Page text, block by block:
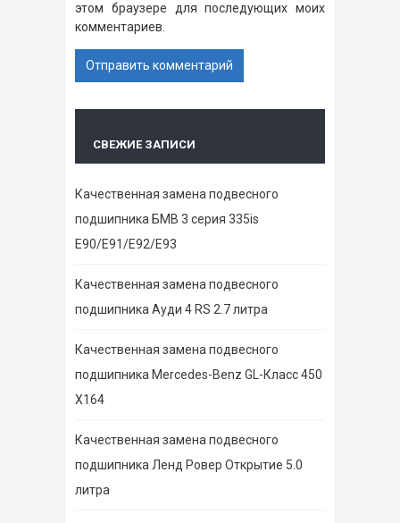
этом браузере для последующих моих
комментариев.
СВЕЖИЕ ЗАПИСИ
Качественная замена подвесного
подшипника БМВ 3 серия 335is
E90/E91/E92/E93
Качественная замена подвесного
подшипника Ауди 4 RS 2.7 литра
Качественная замена подвесного
подшипника Mercedes-Benz GL-Класс 450
X164
Качественная замена подвесного
подшипника Ленд Ровер Открытие 5.0
литра